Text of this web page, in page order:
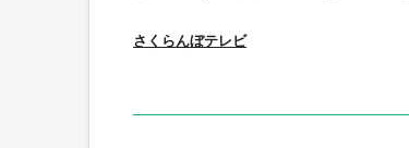
さくらんぼテレビ